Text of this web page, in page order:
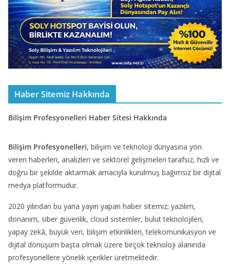
Haber Sitemiz Hakkında
Bilişim Profesyonelleri Haber Sitesi Hakkında
Bilişim Profesyonelleri, bilişim ve teknoloji dünyasına yön
veren haberleri, analizleri ve sektörel gelişmeleri tarafsız, hızlı ve
doğru bir şekilde aktarmak amacıyla kurulmuş bağımsız bir dijital
medya platformudur.
2020 yılından bu yana yayın yapan haber sitemiz; yazılım,
donanım, siber güvenlik, cloud sistemler, bulut teknolojileri,
yapay zekâ, büyük veri, bilişim etkinlikleri, telekomünikasyon ve
dijital dönüşüm başta olmak üzere birçok teknoloji alanında
profesyonellere yönelik içerikler üretmektedir.